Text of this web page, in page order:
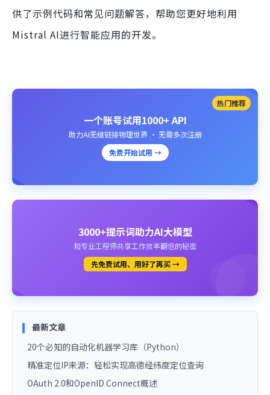
供了示例代码和常见问题解答，帮助您更好地利用
Mistral AI进行智能应用的开发。
热门推荐
一个账号试用1000+ API
助力AI无缝链接物理世界 · 无需多次注册
免费开始试用 →
3000+提示词助力AI大模型
和专业工程师共享工作效率翻倍的秘密
先免费试用、用好了再买 →
最新文章
20个必知的自动化机器学习库（Python）
精准定位IP来源：轻松实现高德经纬度定位查询
OAuth 2.0和OpenID Connect概述